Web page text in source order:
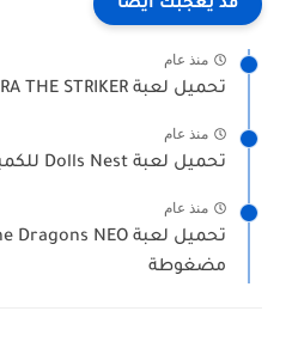
قد يعجبك ايضا
منذ عام
تحميل لعبة ASURA THE STRIKER للكمبيوتر بحجم صغير
منذ عام
تحميل لعبة Dolls Nest للكمبيوتر برابط مباشر
منذ عام
مضغوطة